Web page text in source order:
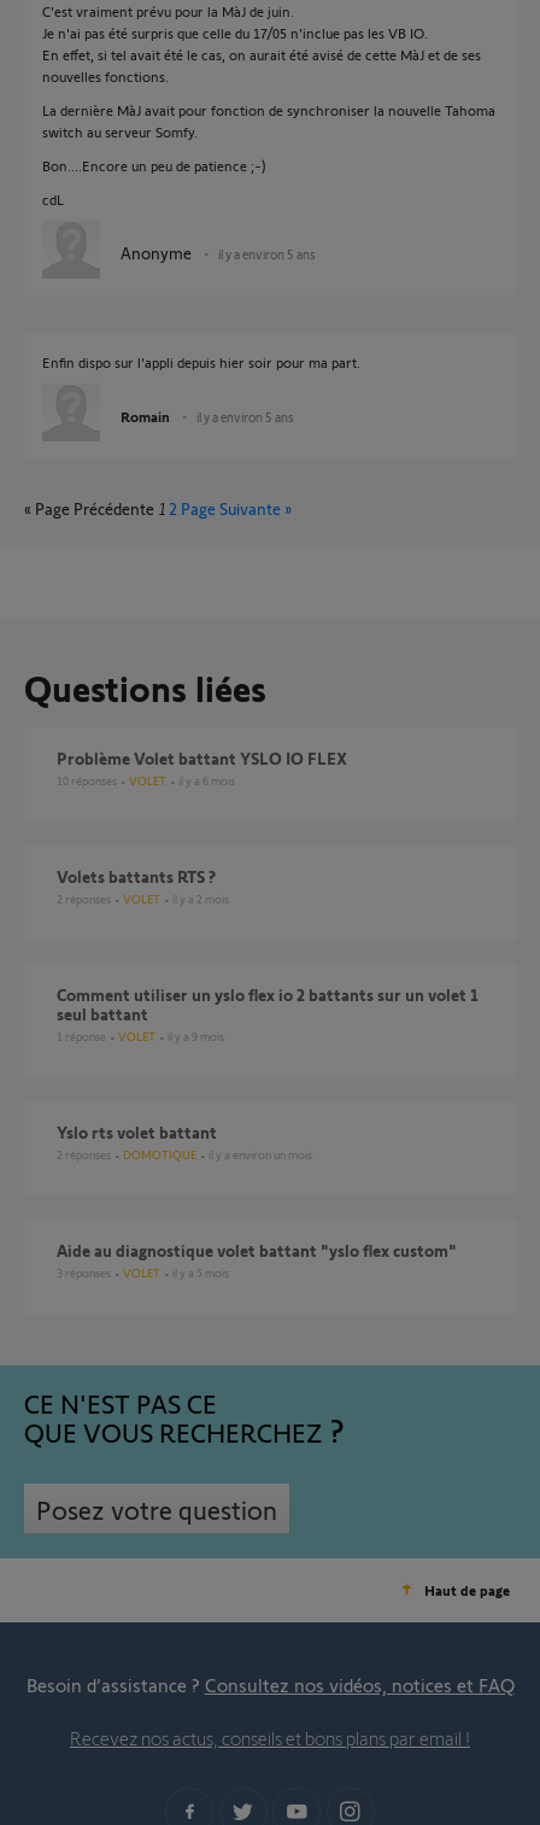
C'est vraiment prévu pour la MàJ de juin.
Je n'ai pas été surpris que celle du 17/05 n'inclue pas les VB IO.
En effet, si tel avait été le cas, on aurait été avisé de cette MàJ et de ses
nouvelles fonctions.
La dernière MàJ avait pour fonction de synchroniser la nouvelle Tahoma
switch au serveur Somfy.
Bon....Encore un peu de patience ;-)
cdL
Anonyme il y a environ 5 ans
Enfin dispo sur l'appli depuis hier soir pour ma part.
Romain il y a environ 5 ans
« Page Précédente 1 2 Page Suivante »
Questions liées
Problème Volet battant YSLO IO FLEX
10 réponses VOLET il y a 6 mois
Volets battants RTS ?
2 réponses VOLET il y a 2 mois
Comment utiliser un yslo flex io 2 battants sur un volet 1
seul battant
1 réponse VOLET il y a 9 mois
Yslo rts volet battant
2 réponses DOMOTIQUE il y a environ un mois
Aide au diagnostique volet battant "yslo flex custom"
3 réponses VOLET il y a 5 mois
CE N'EST PAS CE
QUE VOUS RECHERCHEZ
Posez votre question
Haut de page
Besoin d’assistance ? Consultez nos vidéos, notices et FAQ
Recevez nos actus, conseils et bons plans par email !